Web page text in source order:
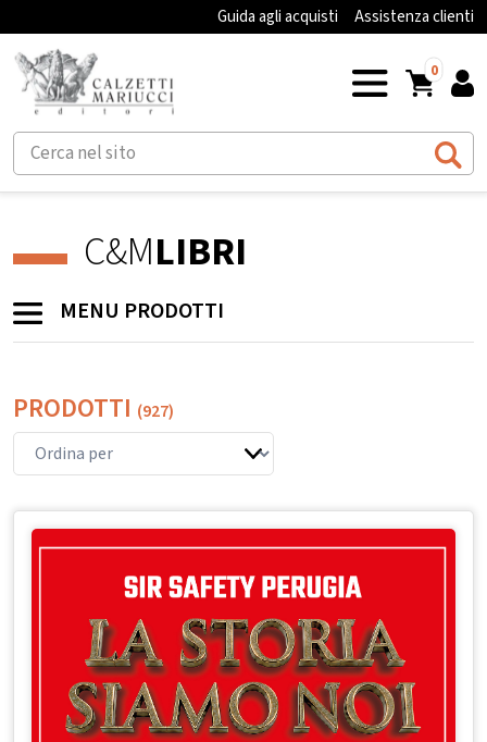
Guida agli acquisti Assistenza clienti
0
C&MLIBRI
MENU PRODOTTI
PRODOTTI (927)